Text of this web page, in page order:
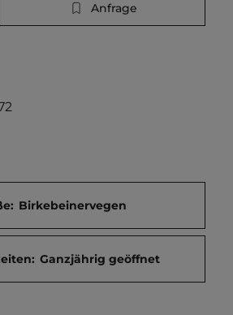
Anfrage
Birkebeinervegen
Ganzjährig geöffnet